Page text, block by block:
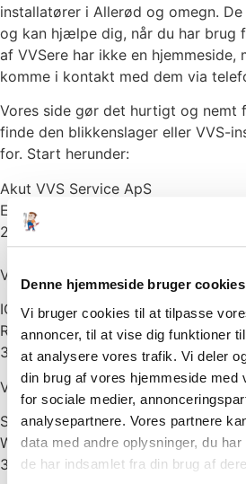
Denne hjemmeside bruger cookies
Vi bruger cookies til at tilpasse
annoncer, til at vise dig funktioner
at analysere vores trafik. Vi deler
din brug af vores hjemmeside med
for sociale medier,
analysepartnere. Vores partnere
data med andre oplysninger, du
de har indsamlet fra din brug af
installatører i Allerød og omegn.
og kan hjælpe dig, når du har brug
af VVSere har ikke en hjemmeside,
komme i kontakt med dem via
Vores side gør det hurtigt og nemt
finde den blikkenslager eller VVS-
for. Start herunder:
Akut VVS Service ApS
Engager 2
2605 Brøndby
VVS vagttelefon:
IO VVS v/Ib Olesen
Rørmosevej 2B 1
3450 Allerød
Vagttelefon: 7088 2707
SPH VVS & Kloak A/S
Walgerholm 9
3500 Værløse